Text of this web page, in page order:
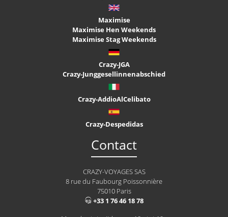
Maximise
Maximise Hen Weekends
Maximise Stag Weekends
Crazy-JGA
Crazy-Junggesellinnenabschied
Crazy-AddioAlCelibato
Crazy-Despedidas
Contact
CRAZY-VOYAGES SAS
8 rue du Faubourg Poissonnière
75010 Paris
+33 1 76 46 18 78